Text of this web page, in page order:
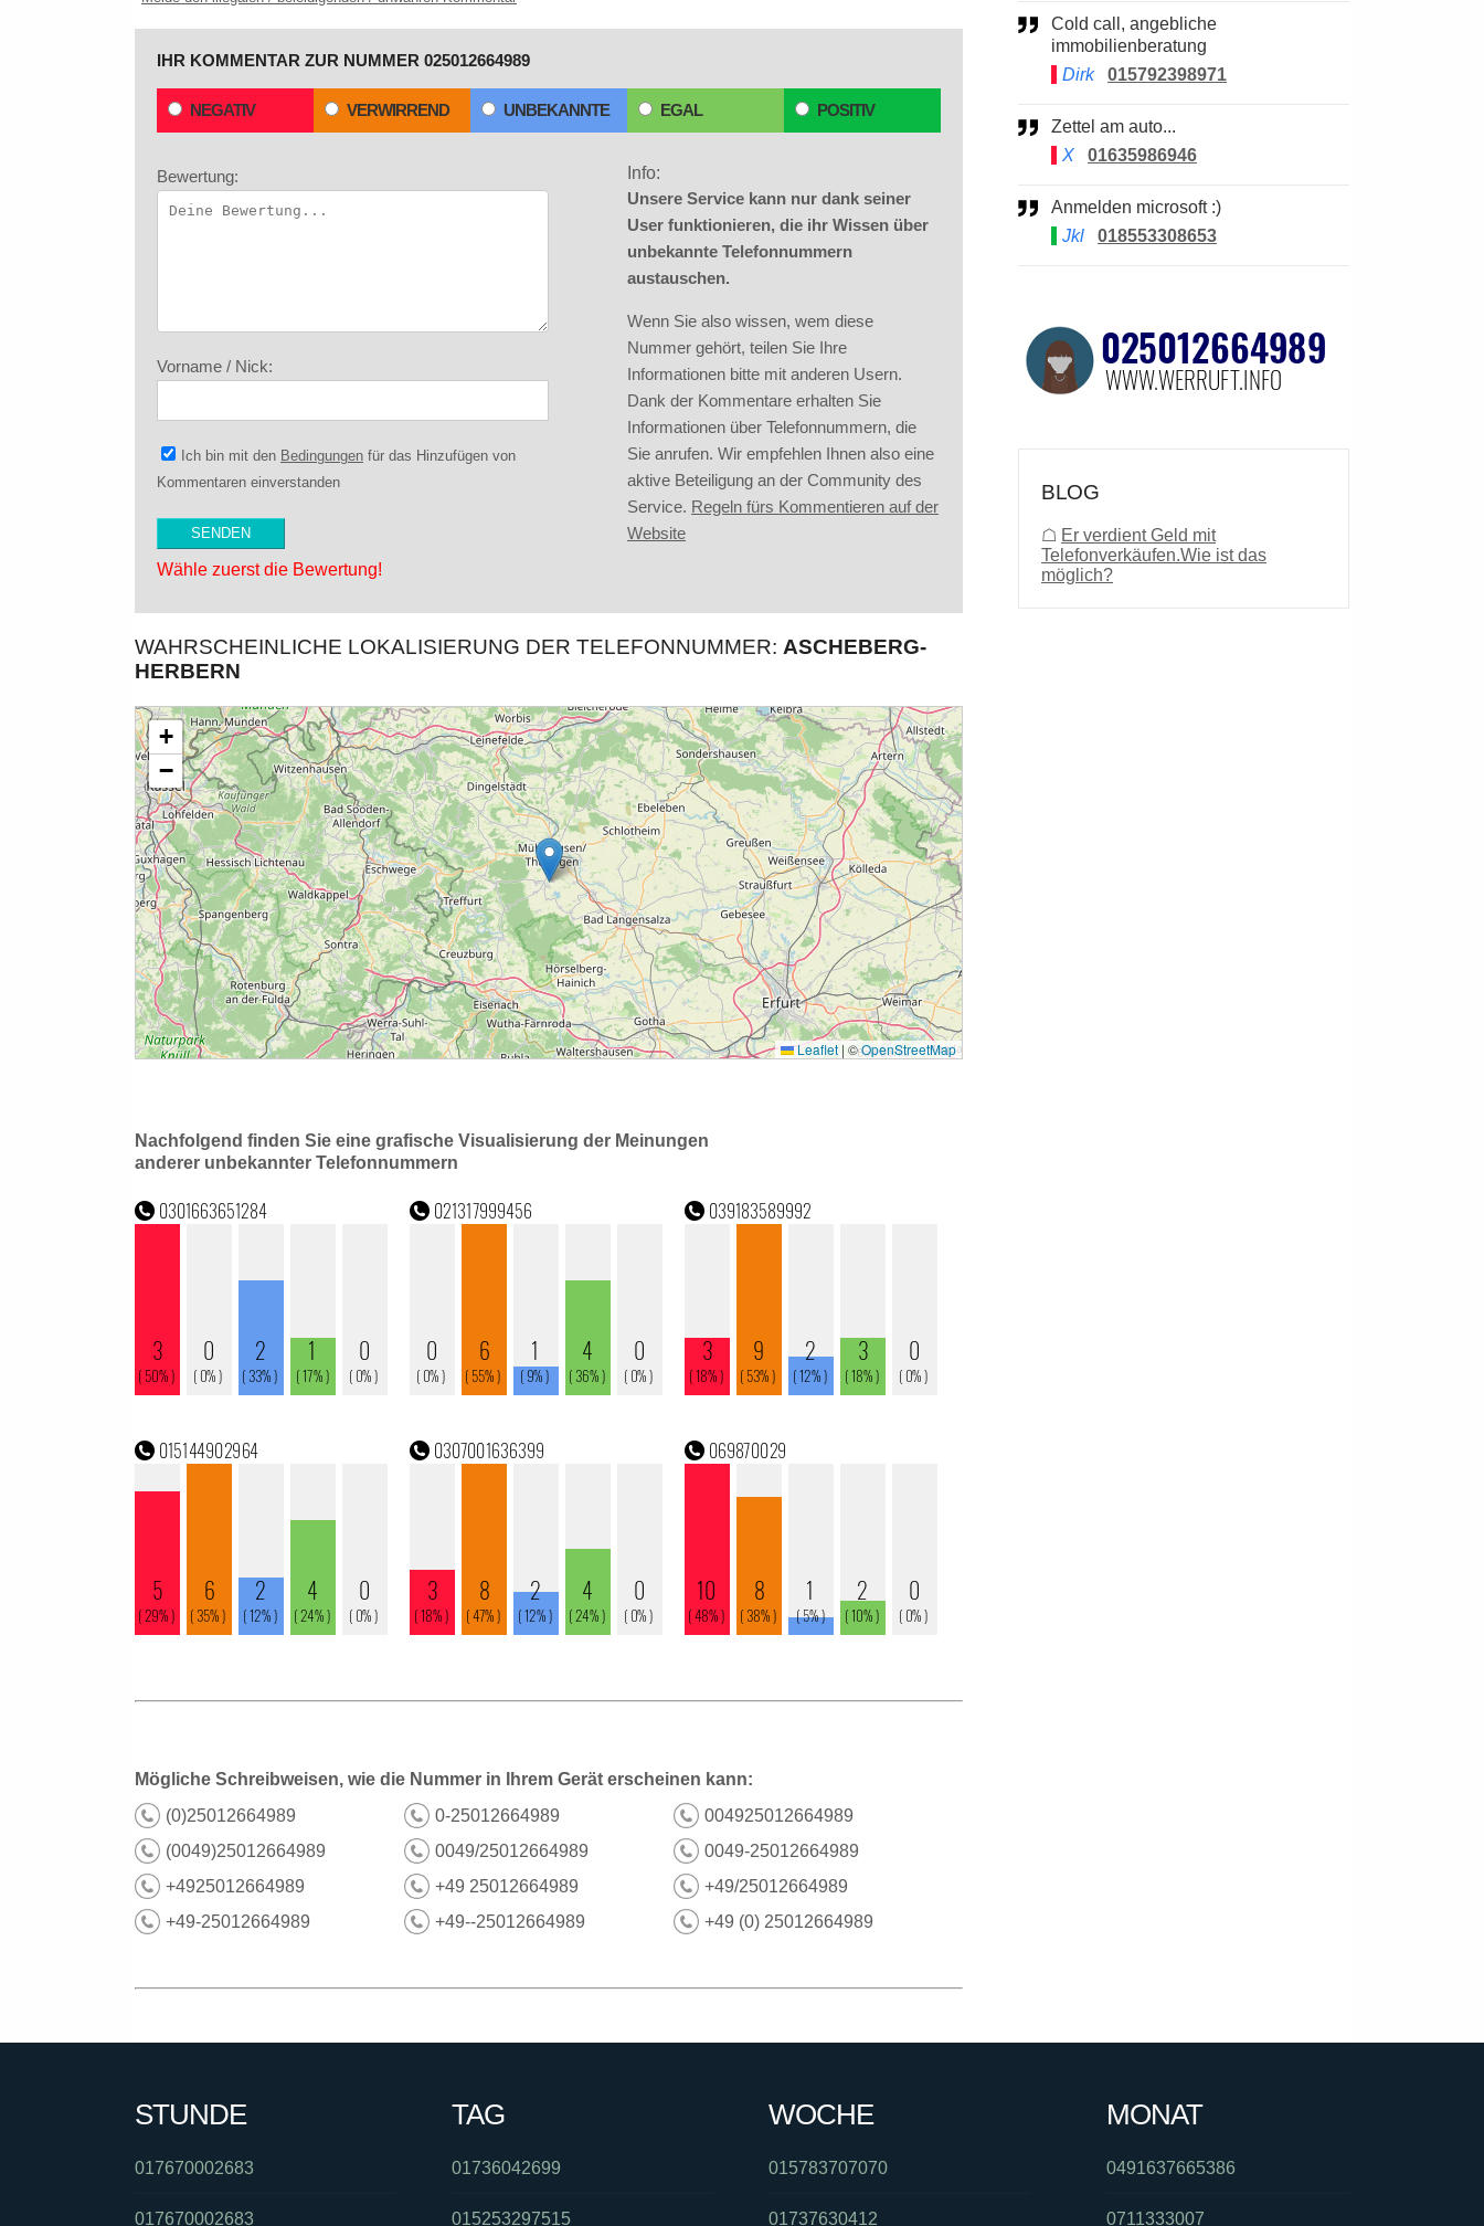
IHR KOMMENTAR ZUR NUMMER 025012664989
NEGATIV VERWIRREND UNBEKANNTE EGAL POSITIV
Bewertung:
Vorname / Nick:
Ich bin mit den Bedingungen für das Hinzufügen von
Kommentaren einverstanden
Wähle zuerst die Bewertung!
Info:
Unsere Service kann nur dank seiner
User funktionieren, die ihr Wissen über
unbekannte Telefonnummern
austauschen.
Wenn Sie also wissen, wem diese
Nummer gehört, teilen Sie Ihre
Informationen bitte mit anderen Usern.
Dank der Kommentare erhalten Sie
Informationen über Telefonnummern, die
Sie anrufen. Wir empfehlen Ihnen also eine
aktive Beteiligung an der Community des
Service. Regeln fürs Kommentieren auf der
Website
WAHRSCHEINLICHE LOKALISIERUNG DER TELEFONNUMMER: ASCHEBERG-
HERBERN
Nachfolgend finden Sie eine grafische Visualisierung der Meinungen
anderer unbekannter Telefonnummern
Mögliche Schreibweisen, wie die Nummer in Ihrem Gerät erscheinen kann:
(0)25012664989
0-25012664989
004925012664989
(0049)25012664989
0049/25012664989
0049-25012664989
+4925012664989
+49 25012664989
+49/25012664989
+49-25012664989
+49--25012664989 +49 (0) 25012664989
Cold call, angebliche
immobilienberatung
Dirk
015792398971
Zettel am auto...
X
01635986946
Anmelden microsoft :)
Jkl
018553308653
BLOG
☖ Er verdient Geld mit
Telefonverkäufen.Wie ist das
möglich?
STUNDE
017670002683
017670002683
TAG
01736042699
015253297515
WOCHE
015783707070
01737630412
MONAT
0491637665386
0711333007